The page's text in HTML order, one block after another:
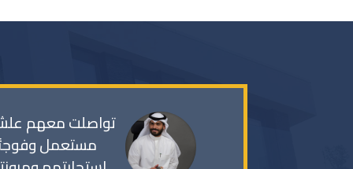
تواصلت معهم
مستعمل